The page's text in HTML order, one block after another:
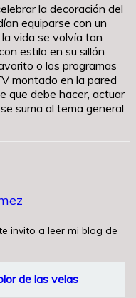
la decoración del
equiparse con un
vida se volvía tan
estilo en su sillón
o los programas
montado en la pared
que debe hacer, actuar
suma al tema general
invito a leer mi blog de
de las velas